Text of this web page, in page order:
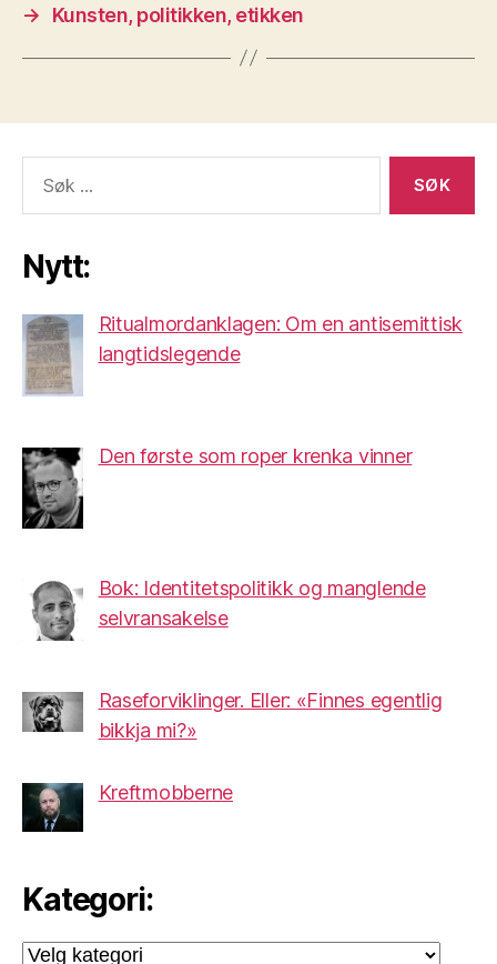
→
Kunsten, politikken, etikken
etter:
Nytt:
Ritualmordanklagen: Om en antisemittisk
langtidslegende
Den første som roper krenka vinner
Bok: Identitetspolitikk og manglende
selvransakelse
Raseforviklinger. Eller: «Finnes egentlig
bikkja mi?»
Kreftmobberne
Kategori:
Kategori: